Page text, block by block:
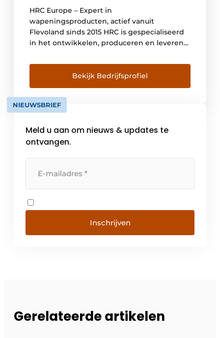
HRC Europe – Expert in
wapeningsproducten, actief vanuit
Flevoland sinds 2015 HRC is gespecialiseerd
in het ontwikkelen, produceren en leveren
diensten. Kiezen voor HRC betekent kiezen
voor kostenefficiëntie en gegarandeerde
structurele integriteit. Onze producten
voldoen aan de hoogste eisen op het gebied
van prestaties en kwaliteit. Ze zijn sterk,
Bekijk Bedrijfsprofiel
NIEUWSBRIEF
Meld u aan om nieuws & updates te
ontvangen.
Inschrijven
Gerelateerde artikelen